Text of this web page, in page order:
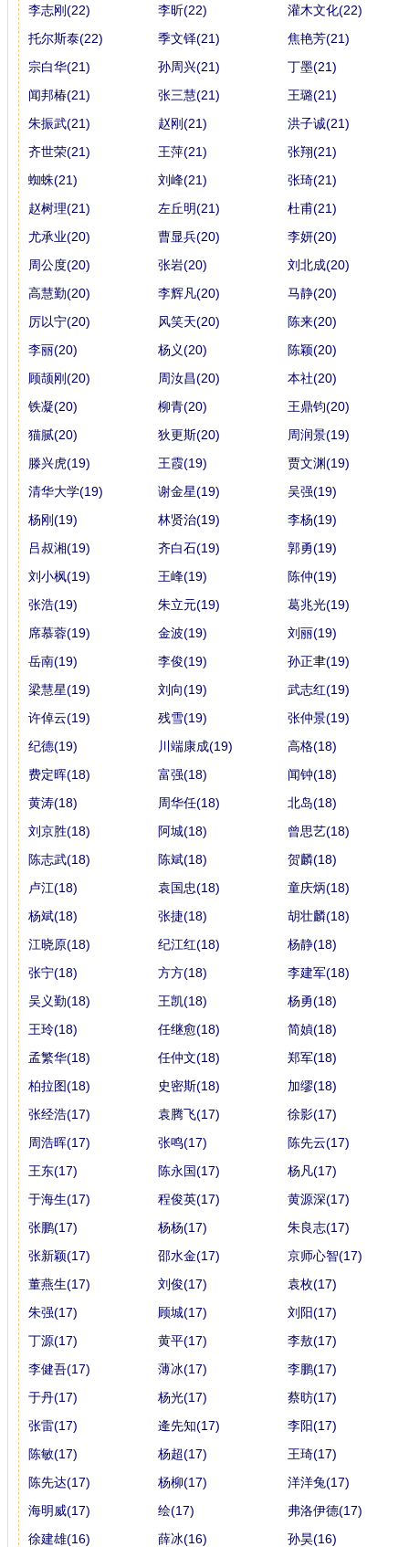
李志刚(22) 李昕(22)
灌木文化(22)
托尔斯泰(22)
季文铎(21)
焦艳芳(21)
宗白华(21)
孙周兴(21)
丁墨(21)
闻邦椿(21)
张三慧(21)
王璐(21)
朱振武(21)
赵刚(21)
洪子诚(21)
齐世荣(21)
王萍(21)
张翔(21)
蜘蛛(21)
刘峰(21)
张琦(21)
赵树理(21)
左丘明(21)
杜甫(21)
尤承业(20)
曹显兵(20)
李妍(20)
周公度(20)
张岩(20)
刘北成(20)
高慧勤(20)
李辉凡(20)
马静(20)
厉以宁(20)
风笑天(20)
陈来(20)
李丽(20)
杨义(20)
陈颖(20)
顾颉刚(20)
周汝昌(20)
本社(20)
铁凝(20)
柳青(20)
王鼎钧(20)
猫腻(20)
狄更斯(20)
周润景(19)
滕兴虎(19)
王霞(19)
贾文渊(19)
清华大学(19)
谢金星(19)
吴强(19)
杨刚(19)
林贤治(19)
李杨(19)
吕叔湘(19)
齐白石(19)
郭勇(19)
刘小枫(19)
王峰(19)
陈仲(19)
张浩(19)
朱立元(19)
葛兆光(19)
席慕蓉(19)
金波(19)
刘丽(19)
岳南(19)
李俊(19)
孙正聿(19)
梁慧星(19)
刘向(19)
武志红(19)
许倬云(19)
残雪(19)
张仲景(19)
纪德(19)
川端康成(19)
高格(18)
费定晖(18)
富强(18)
闻钟(18)
黄涛(18)
周华任(18)
北岛(18)
刘京胜(18)
阿城(18)
曾思艺(18)
陈志武(18)
陈斌(18)
贺麟(18)
卢江(18)
袁国忠(18)
童庆炳(18)
杨斌(18)
张捷(18)
胡壮麟(18)
江晓原(18)
纪江红(18)
杨静(18)
张宁(18)
方方(18)
李建军(18)
吴义勤(18)
王凯(18)
杨勇(18)
王玲(18)
任继愈(18)
简媜(18)
孟繁华(18)
任仲文(18)
郑军(18)
柏拉图(18)
史密斯(18)
加缪(18)
张经浩(17)
袁腾飞(17)
徐影(17)
周浩晖(17)
张鸣(17)
陈先云(17)
王东(17)
陈永国(17)
杨凡(17)
于海生(17)
程俊英(17)
黄源深(17)
张鹏(17)
杨杨(17)
朱良志(17)
张新颖(17)
邵水金(17)
京师心智(17)
董燕生(17)
刘俊(17)
袁枚(17)
朱强(17)
顾城(17)
刘阳(17)
丁源(17)
黄平(17)
李敖(17)
李健吾(17)
薄冰(17)
李鹏(17)
于丹(17)
杨光(17)
蔡昉(17)
张雷(17)
逄先知(17)
李阳(17)
陈敏(17)
杨超(17)
王琦(17)
陈先达(17)
杨柳(17)
洋洋兔(17)
海明威(17)
绘(17)
弗洛伊德(17)
徐建雄(16)
薛冰(16)
孙昊(16)